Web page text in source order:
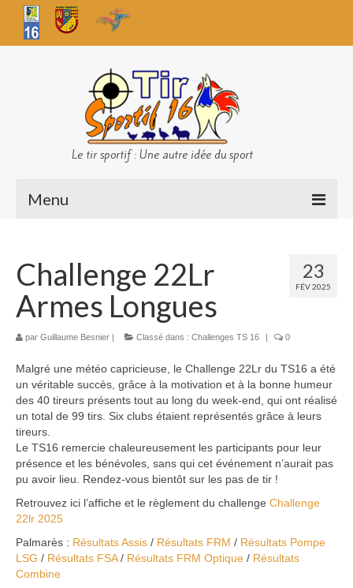
Le tir sportif : Une autre idée du sport
Menu
Sécurité
Challenges TS 16
Bilan des championnats
Bénévoles
Vidéos
Boutique
23
FÉV 2025
Challenge 22Lr
Armes Longues
par Guillaume Besnier | Classé dans : Challenges TS 16 | 0
Malgré une météo capricieuse, le Challenge 22Lr du TS16 a été
un véritable succès, grâce à la motivation et à la bonne humeur
des 40 tireurs présents tout au long du week-end, qui ont réalisé
un total de 99 tirs. Six clubs étaient représentés grâce à leurs
tireurs.
Le TS16 remercie chaleureusement les participants pour leur
présence et les bénévoles, sans qui cet événement n’aurait pas
pu avoir lieu. Rendez-vous bientôt sur les pas de tir !
Retrouvez ici l’affiche et le règlement du challenge Challenge
22lr 2025
Palmarès : Résultats Assis / Résultats FRM / Résultats Pompe
LSG / Résultats FSA/ Résultats FRM Optique / Résultats
Combine